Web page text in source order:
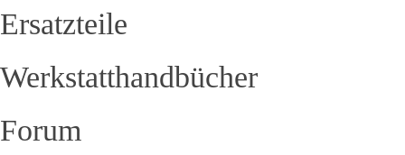
Ersatzteile
Werkstatthandbücher
Forum